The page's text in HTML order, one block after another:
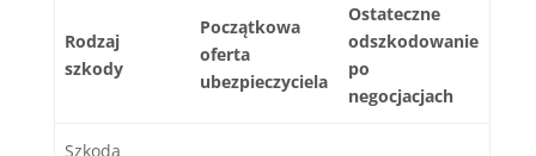
Rodzaj
szkody
Początkowa
oferta
ubezpieczyciela
Ostateczne
odszkodowanie
po
negocjacjach
Szkoda